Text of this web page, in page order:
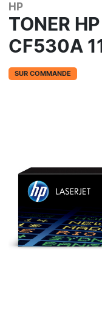
HP
TONER
CF530A
SUR COMMANDE